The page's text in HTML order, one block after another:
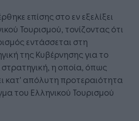
επίσης στο εν εξελίξει
Τουρισμού, τονίζοντας ότι
εντάσσεται στη
της Κυβέρνησης για το
η οποία, όπως
κατ' απόλυτη προτεραιότητα
του Ελληνικού Τουρισμού